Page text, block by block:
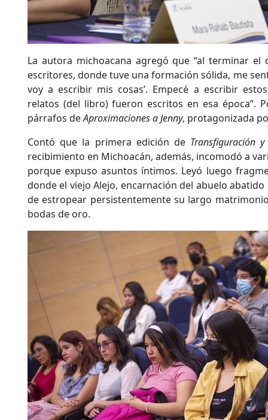
La autora michoacana agregó que “al terminar el
escritores, donde tuve una formación sólida, me
voy a escribir mis cosas’. Empecé a escribir
relatos (del libro) fueron escritos en esa época”.
párrafos deAproximaciones a Jenny, protagonizada
Contó que la primera edición de Transfiguración
recibimiento en Michoacán, además, incomodó a
porque expuso asuntos íntimos. Leyó luego
donde el viejo Alejo, encarnación del abuelo
de estropear persistentemente su largo
bodas de oro.